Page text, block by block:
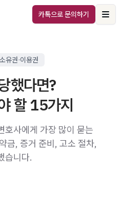
카톡으로 문의하기
유권·이용권
했다면?
할 15가지
호사에게 가장 많이 묻는
금, 증거 준비, 고소 절차,
습니다.